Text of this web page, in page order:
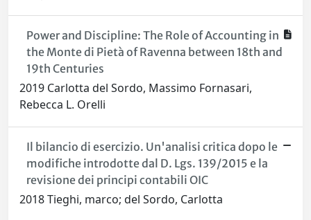
Power and Discipline: The Role of Accounting in
the Monte di Pietà of Ravenna between 18th and
19th Centuries
2019 Carlotta del Sordo, Massimo Fornasari,
Rebecca L. Orelli
Il bilancio di esercizio. Un'analisi critica dopo le
modifiche introdotte dal D. Lgs. 139/2015 e la
revisione dei principi contabili OIC
2018 Tieghi, marco; del Sordo, Carlotta